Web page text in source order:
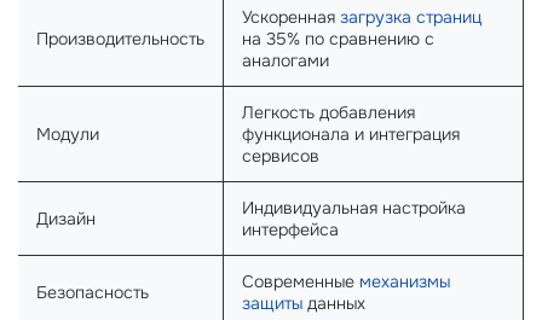
Производительность
Ускоренная загрузка страниц
на 35% по сравнению с
аналогами
Модули
Легкость добавления
функционала и интеграция
сервисов
Дизайн
Индивидуальная настройка
интерфейса
Безопасность Современные механизмы
защиты данных